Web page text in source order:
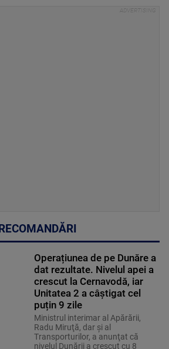
RECOMANDĂRI
Operațiunea de pe Dunăre a
dat rezultate. Nivelul apei a
crescut la Cernavodă, iar
Unitatea 2 a câștigat cel
puțin 9 zile
Ministrul interimar al Apărării,
Radu Miruţă, dar şi al
Transporturilor, a anunţat că
nivelul Dunării a crescut cu 8